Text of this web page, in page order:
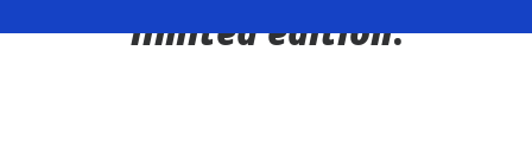
limited edition.